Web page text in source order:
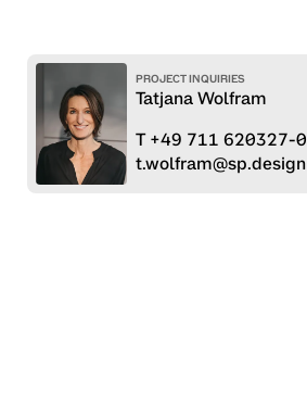
PROJECT INQUIRIES
Tatjana Wolfram
T +49 711 620327-0
t.wolfram@sp.design